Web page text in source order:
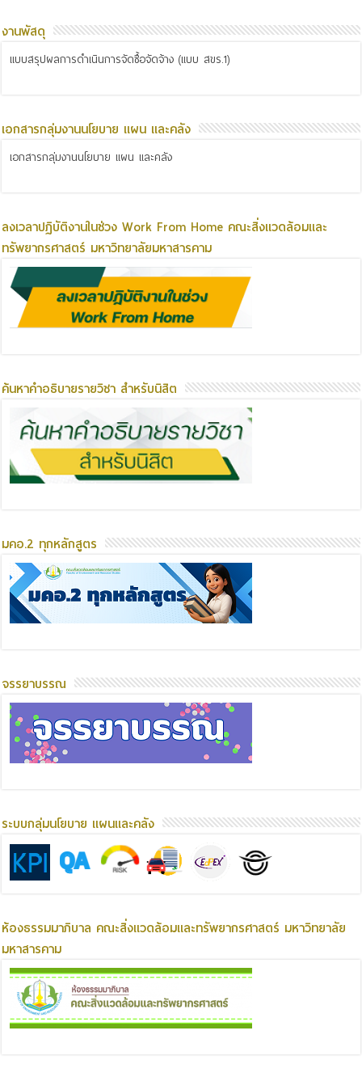
งานพัสดุ
แบบสรุปผลการดำเนินการจัดซื้อจัดจ้าง (แบบ สขร.1)
เอกสารกลุ่มงานนโยบาย แผน และคลัง
เอกสารกลุ่มงานนโยบาย แผน และคลัง
ลงเวลาปฏิบัติงานในช่วง Work From Home คณะสิ่งแวดล้อมและ
ทรัพยากรศาสตร์ มหาวิทยาลัยมหาสารคาม
ค้นหาคำอธิบายรายวิชา สำหรับนิสิต
มคอ.2 ทุกหลักสูตร
จรรยาบรรณ
ระบบกลุ่มนโยบาย แผนและคลัง
ห้องธรรมมาภิบาล คณะสิ่งแวดล้อมและทรัพยากรศาสตร์ มหาวิทยาลัย
มหาสารคาม